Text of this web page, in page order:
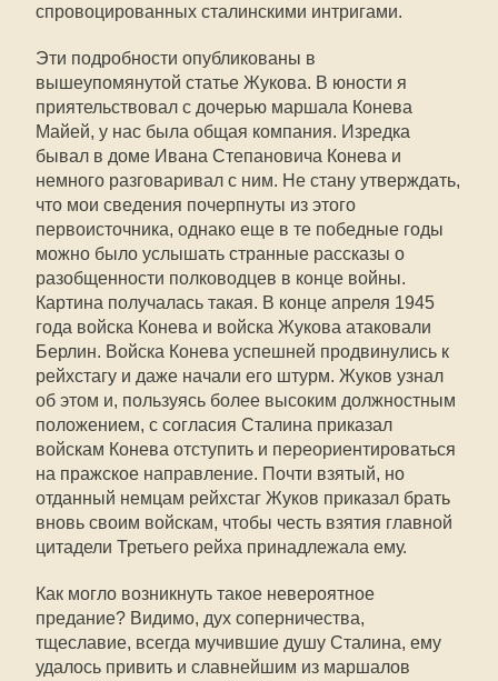
спровоцированных сталинскими интригами.
Эти подробности опубликованы в
вышеупомянутой статье Жукова. В юности я
приятельствовал с дочерью маршала Конева
Майей, у нас была общая компания. Изредка
бывал в доме Ивана Степановича Конева и
немного разговаривал с ним. Не стану утверждать,
что мои сведения почерпнуты из этого
первоисточника, однако еще в те победные годы
можно было услышать странные рассказы о
разобщенности полководцев в конце войны.
Картина получалась такая. В конце апреля 1945
года войска Конева и войска Жукова атаковали
Берлин. Войска Конева успешней продвинулись к
рейхстагу и даже начали его штурм. Жуков узнал
об этом и, пользуясь более высоким должностным
положением, с согласия Сталина приказал
войскам Конева отступить и переориентироваться
на пражское направление. Почти взятый, но
отданный немцам рейхстаг Жуков приказал брать
вновь своим войскам, чтобы честь взятия главной
цитадели Третьего рейха принадлежала ему.
Как могло возникнуть такое невероятное
предание? Видимо, дух соперничества,
тщеславие, всегда мучившие душу Сталина, ему
удалось привить и славнейшим из маршалов